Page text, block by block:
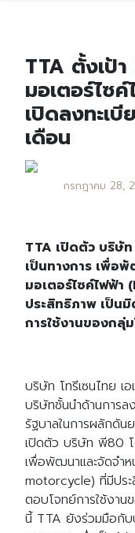
TTA ตั้งเป้
มอเตอร์ไซ
เปิดลงทะเ
เดือน
กรกฎาคม 28,
TTA เปิดตัว บริษั
เป็นทางการ เพื่อ
มอเตอร์ไซค์ไฟฟ้
ประสิทธิภาพ เป็น
การใช้งานของกลุ่
บริษัท โทรีเซนไทย เ
บริษัทชั้นนำด้านการล
รัฐบาลในการผลักดัน
เปิดตัว บริษัท พี80
เพื่อพัฒนาและจัดจำ
motorcycle) ที่มีปร
ตอบโจทย์การใช้งา
นี้ TTA ยังร่วมมือกั